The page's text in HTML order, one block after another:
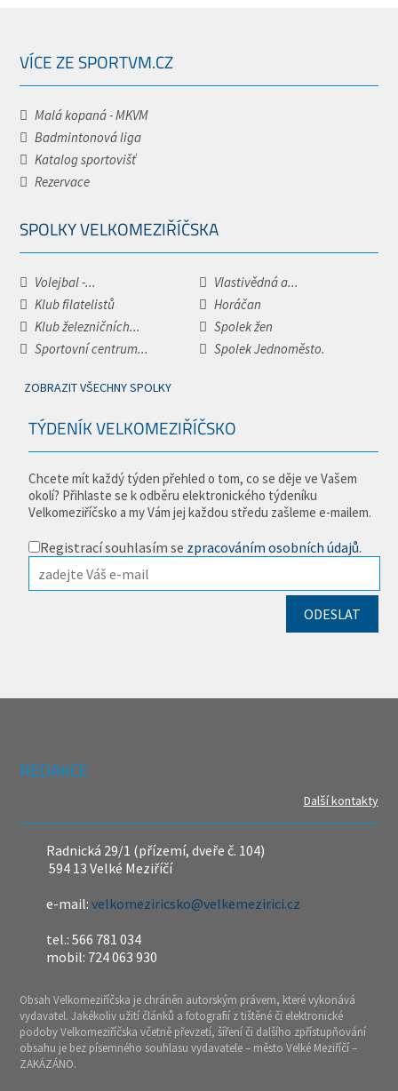
VÍCE ZE SPORTVM.CZ
Malá kopaná - MKVM
Badmintonová liga
Katalog sportovišť
Rezervace
SPOLKY VELKOMEZIŘÍČSKA
Volejbal -...
Vlastivědná a...
Klub filatelistů
Horáčan
Klub železničních...
Spolek žen
Sportovní centrum...
Spolek Jednoměsto.
ZOBRAZIT VŠECHNY SPOLKY
TÝDENÍK VELKOMEZIŘÍČSKO
Chcete mít každý týden přehled o tom, co se děje ve Vašem
okolí? Přihlaste se k odběru elektronického týdeníku
Velkomeziříčsko a my Vám jej každou středu zašleme e-mailem.
Registrací souhlasím se zpracováním osobních údajů.
REDAKCE
Další kontakty
Radnická 29/1 (přízemí, dveře č. 104)
594 13 Velké Meziříčí
e-mail:velkomeziricsko@velkemezirici.cz
tel.: 566 781 034
mobil: 724 063 930
Obsah Velkomeziříčska je chráněn autorským právem, které vykonává
vydavatel. Jakékoliv užití článků a fotografií z tištěné či elektronické
podoby Velkomeziříčska včetně převzetí, šíření či dalšího zpřístupňování
obsahu je bez písemného souhlasu vydavatele – město Velké Meziříčí –
ZAKÁZÁNO.